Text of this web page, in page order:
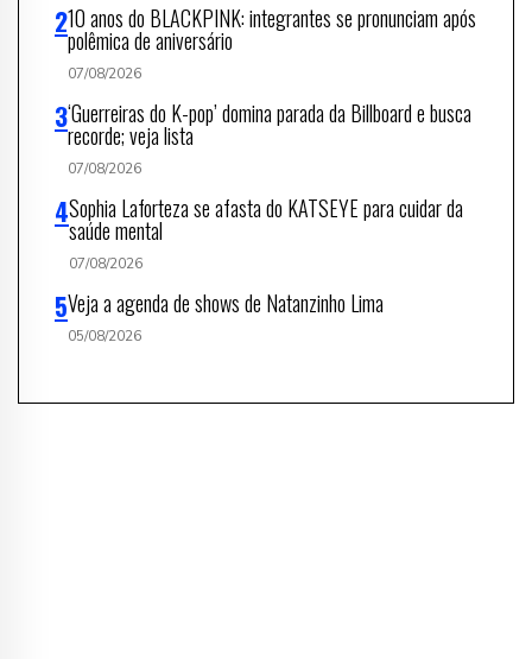
10 anos do BLACKPINK: integrantes se pronunciam após
polêmica de aniversário
07/08/2026
‘Guerreiras do K-pop’ domina parada da Billboard e busca
recorde; veja lista
07/08/2026
Sophia Laforteza se afasta do KATSEYE para cuidar da
saúde mental
07/08/2026
Veja a agenda de shows de Natanzinho Lima
05/08/2026